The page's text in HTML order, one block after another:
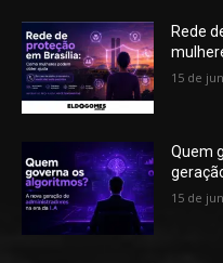
Rede
15 de
Quem
15 de